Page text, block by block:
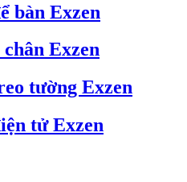
bàn Exzen
Exzen
tường Exzen
tử Exzen